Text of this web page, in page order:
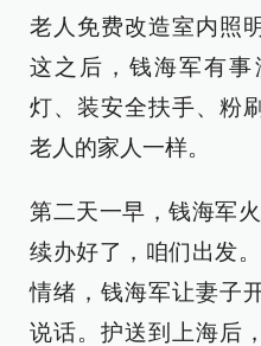
老人免费改造室内照
这之后，钱海军有
灯、装安全扶手、粉
老人的家人一样。
第二天一早，钱海军
续办好了，咱们出发
情绪，钱海军让妻子
说话。护送到上海后